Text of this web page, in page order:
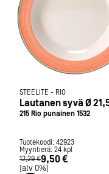
STEELITE - RIO
Lautanen syvä Ø
215 Rio punainen 1532
Tuotekoodi: 42923
Myyntierä: 24 kpl
12,29 €9,50 €
[alv 0%]